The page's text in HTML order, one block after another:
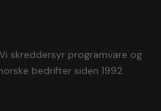
skreddersyr programvare og
bedrifter siden 1992.